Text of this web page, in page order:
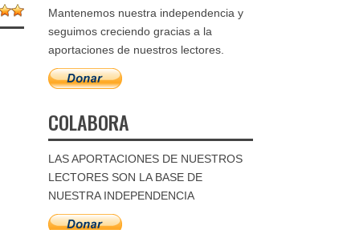
Mantenemos nuestra independencia y
seguimos creciendo gracias a la
aportaciones de nuestros lectores.
COLABORA
LAS APORTACIONES DE NUESTROS
LECTORES SON LA BASE DE
NUESTRA INDEPENDENCIA